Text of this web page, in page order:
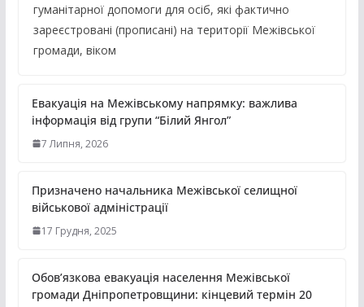
гуманітарної допомоги для осіб, які фактично
зареєстровані (прописані) на території Межівської
громади, віком
Евакуація на Межівському напрямку: важлива
інформація від групи “Білий Янгол”
7 Липня, 2026
Призначено начальника Межівської селищної
військової адміністрації
17 Грудня, 2025
Обов’язкова евакуація населення Межівської
громади Дніпропетровщини: кінцевий термін 20